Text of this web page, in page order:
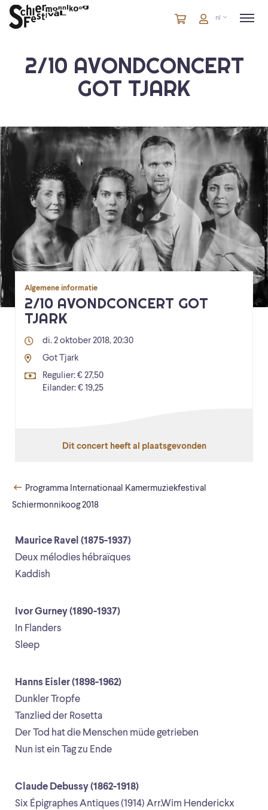
Winkelmandje
artikelen
Account
nl
2/10 AVONDCONCERT
GOT TJARK
Maurice Ravel (1875-1937)
Deux mélodies hébraïques
Kaddish
Ivor Gurney (1890-1937)
In Flanders
Sleep
Hanns Eisler (1898-1962)
Dunkler Tropfe
Tanzlied der Rosetta
Der Tod hat die Menschen müde getrieben
Nun ist ein Tag zu Ende
Claude Debussy (1862-1918)
Six Épigraphes Antiques (1914) Arr.Wim Henderickx
Algemene informatie
2/10 AVONDCONCERT GOT
TJARK
di. 2 oktober 2018, 20:30
Got Tjark
Regulier: € 27,50
Eilander: € 19,25
Dit concert heeft al plaatsgevonden
Programma Internationaal Kamermuziekfestival
Schiermonnikoog 2018